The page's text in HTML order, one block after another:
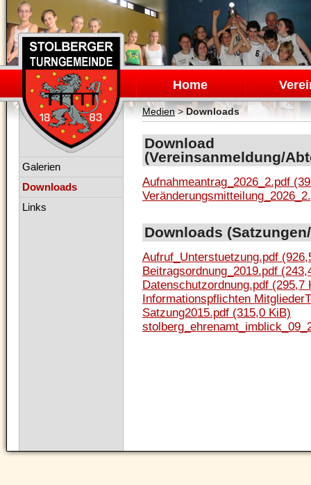
Navigation
überspringen
Home
Medien>Downloads
Download
(Vereinsanmeldung/
Aufnahmeantrag_2026_2.pdf
Downloads
Aufruf_Unterstuetzung.pdf
Beitragsordnung_2019.pdf
Datenschutzordnung.pdf (295,7
Informationspflichten
Satzung2015.pdf (315,0 KiB)
Navigation
Galerien
Downloads
Links
Navigation